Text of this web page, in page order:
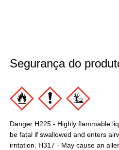
Segurança do
Danger H225 - Highly flammable
be fatal if swallowed and enters
irritation. H317 - May cause an